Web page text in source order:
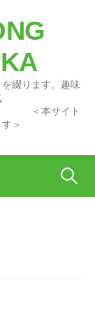
綴ります。趣味
ト
＞
検